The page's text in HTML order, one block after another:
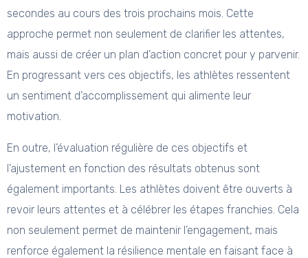
secondes au cours des trois prochains mois. Cette
approche permet non seulement de clarifier les attentes,
mais aussi de créer un plan d’action concret pour y parvenir.
En progressant vers ces objectifs, les athlètes ressentent
un sentiment d’accomplissement qui alimente leur
motivation.
En outre, l’évaluation régulière de ces objectifs et
l’ajustement en fonction des résultats obtenus sont
également importants. Les athlètes doivent être ouverts à
revoir leurs attentes et à célébrer les étapes franchies. Cela
non seulement permet de maintenir l’engagement, mais
renforce également la résilience mentale en faisant face à